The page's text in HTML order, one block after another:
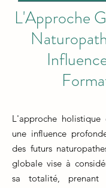
L'Approche
L'approche holistique
une influence
des futurs
globale vise à
sa totalité,